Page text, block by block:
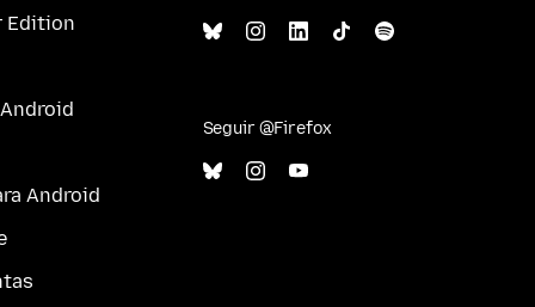
Edition
Android
Seguir @Firefox